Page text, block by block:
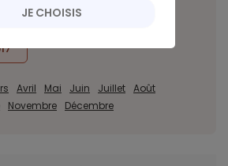
Avril Mai Juin Juillet Août
Novembre Décembre
JE CHOISIS